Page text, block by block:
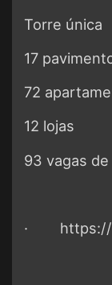
Torre única
17
72
12 lojas
93 vagas
·